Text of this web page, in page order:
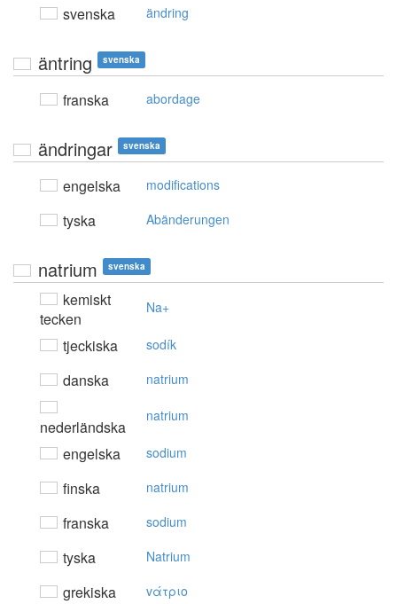
svenska ändring
äntring svenska
franska abordage
ändringar svenska
engelska modifications
tyska Abänderungen
natrium svenska
kemiskt
tecken
Na+
tjeckiska sodík
danska natrium
nederländska
natrium
engelska sodium
finska natrium
franska sodium
tyska Natrium
grekiska vάτριo